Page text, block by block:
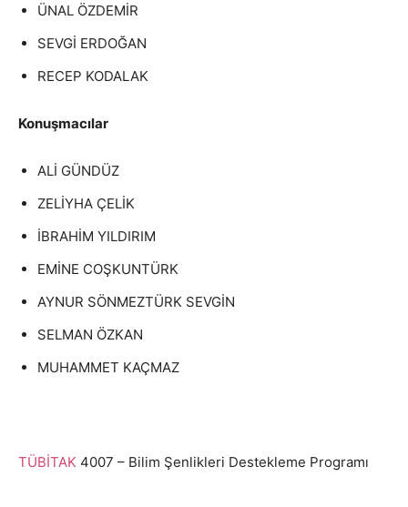
ÜNAL ÖZDEMİR
SEVGİ ERDOĞAN
RECEP KODALAK
Konuşmacılar
ALİ GÜNDÜZ
ZELİYHA ÇELİK
İBRAHİM YILDIRIM
EMİNE COŞKUNTÜRK
AYNUR SÖNMEZTÜRK SEVGİN
SELMAN ÖZKAN
MUHAMMET KAÇMAZ
TÜBİTAK 4007 – Bilim Şenlikleri Destekleme Programı